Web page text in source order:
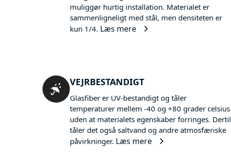
muliggør hurtig installation. Materialet er
sammenligneligt med stål, men densiteten er
kun 1/4. Læs mere
VEJRBESTANDIGT
Glasfiber er UV-bestandigt og tåler
temperaturer mellem -40 og +80 grader celsius
uden at materialets egenskaber forringes. Dertil
tåler det også saltvand og andre atmosfæriske
påvirkninger. Læs mere